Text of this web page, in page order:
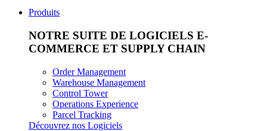
Produits
NOTRE SUITE DE LOGICIELS E-
COMMERCE ET SUPPLY CHAIN
Order Management
Warehouse Management
Control Tower
Operations Experience
Parcel Tracking
Découvrez nos Logiciels